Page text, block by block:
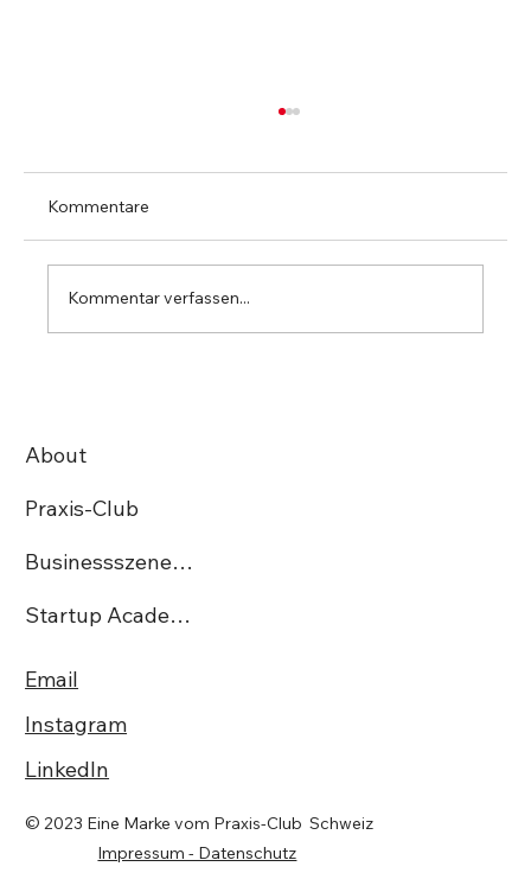
Kommentare
Kommentar verfassen...
About
Praxis-Club
Businessszene.ch
Startup Academy CH
Email
Instagram
LinkedIn
© 2023 Eine Marke vom Praxis-Club Schweiz
Impressum - Datenschutz